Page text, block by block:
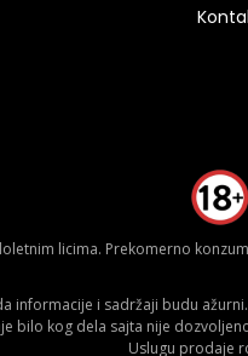
licima. Prekomerno
informacije i sadržaji budu
bilo kog dela sajta nije
Uslugu prodaje